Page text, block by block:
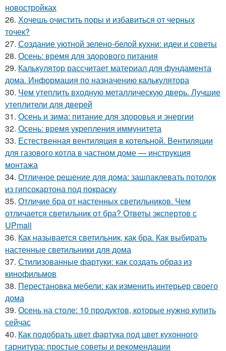
новостройках
26. Хочешь очистить поры и избавиться от черных
точек?
27. Создание уютной зелено-белой кухни: идеи и советы
28. Осень: время для здорового питания
29. Калькулятор рассчитает материал для фундамента
дома. Информация по назначению калькулятора
30. Чем утеплить входную металлическую дверь. Лучшие
утеплители для дверей
31. Осень и зима: питание для здоровья и энергии
32. Осень: время укрепления иммунитета
33. Естественная вентиляция в котельной. Вентиляции
для газового котла в частном доме — инструкция
монтажа
34. Отличное решение для дома: зашпаклевать потолок
из гипсокартона под покраску
35. Отличие бра от настенных светильников. Чем
отличается светильник от бра? Ответы экспертов с
UPmall
36. Как называется светильник, как бра. Как выбирать
настенные светильники для дома
37. Стилизованные фартуки: как создать образ из
кинофильмов
38. Перестановка мебели: как изменить интерьер своего
дома
39. Осень на столе: 10 продуктов, которые нужно купить
сейчас
40. Как подобрать цвет фартука под цвет кухонного
гарнитура: простые советы и рекомендации